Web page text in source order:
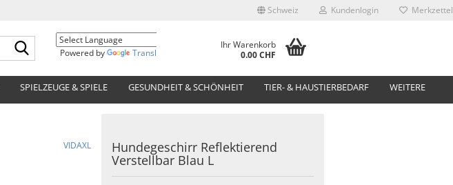
Schweiz Kundenlogin Merkzettel
Suche...
Powered by
Translate
Ihr Warenkorb
0.00 CHF
SPIELZEUGE & SPIELE GESUNDHEIT & SCHÖNHEIT TIER- & HAUSTIERBEDARF WEITERE
VIDAXL
Hundegeschirr Reflektierend
Verstellbar Blau L